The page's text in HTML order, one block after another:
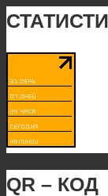
QR – КОД